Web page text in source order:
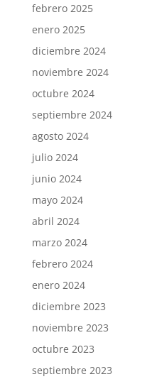
febrero 2025
enero 2025
diciembre 2024
noviembre 2024
octubre 2024
septiembre 2024
agosto 2024
julio 2024
junio 2024
mayo 2024
abril 2024
marzo 2024
febrero 2024
enero 2024
diciembre 2023
noviembre 2023
octubre 2023
septiembre 2023